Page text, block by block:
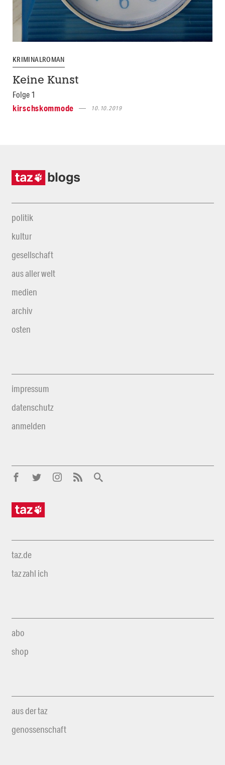
KRIMINALROMAN
Keine Kunst
Folge 1
kirschskommode
10.10.2019
politik
kultur
gesellschaft
aus aller welt
medien
archiv
osten
impressum
datenschutz
anmelden
taz.de
taz zahl ich
abo
shop
aus der taz
genossenschaft